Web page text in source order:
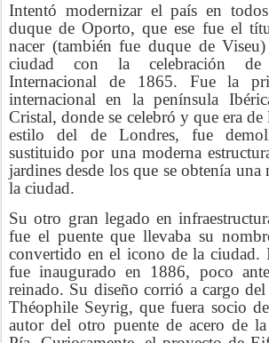
Intentó modernizar el país en
duque de Oporto, que ese fue el
nacer (también fue duque de
ciudad con la celebración
Internacional de 1865. Fue la
internacional en la península
Cristal, donde se celebró y que era
estilo del de Londres, fue
sustituido por una moderna
jardines desde los que se obtenía
la ciudad.
Su otro gran legado en
fue el puente que llevaba su
convertido en el icono de la ciudad.
fue inaugurado en 1886, poco
reinado. Su diseño corrió a cargo
Théophile Seyrig, que fuera socio
autor del otro puente de acero de